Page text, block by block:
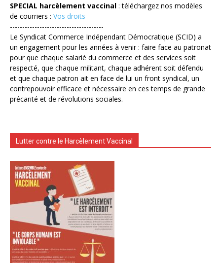
SPECIAL harcèlement vaccinal : téléchargez nos modèles
de courriers : Vos droits
--------------------------------------
Le Syndicat Commerce Indépendant Démocratique (SCID) a
un engagement pour les années à venir : faire face au patronat
pour que chaque salarié du commerce et des services soit
respecté, que chaque militant, chaque adhérent soit défendu
et que chaque patron ait en face de lui un front syndical, un
contrepouvoir efficace et nécessaire en ces temps de grande
précarité et de révolutions sociales.
Lutter contre le Harcèlement Vaccinal